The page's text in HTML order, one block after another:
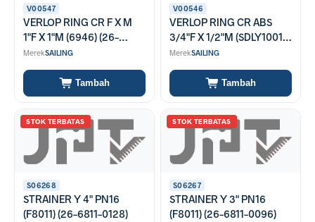
V00547
VERLOP RING CR F X M
1"F X 1"M (6946) (26-
6946-3232)
MerekSAILING
Tambah
V00546
VERLOP RING CR ABS
3/4"F X 1/2"M (SDLY1001-
SP) (26-6441-0001)
MerekSAILING
Tambah
STOK TERBATAS
S06268
STRAINER Y 4" PN16
(F8011) (26-6811-0128)
STOK TERBATAS
S06267
STRAINER Y 3" PN16
(F8011) (26-6811-0096)